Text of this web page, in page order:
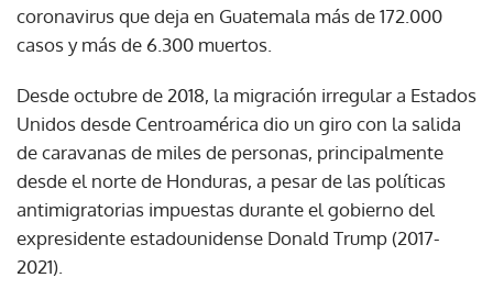
coronavirus que deja en Guatemala más de 172.000
casos y más de 6.300 muertos.
Desde octubre de 2018, la migración irregular a Estados
Unidos desde Centroamérica dio un giro con la salida
de caravanas de miles de personas, principalmente
desde el norte de Honduras, a pesar de las políticas
antimigratorias impuestas durante el gobierno del
expresidente estadounidense Donald Trump (2017-
2021).